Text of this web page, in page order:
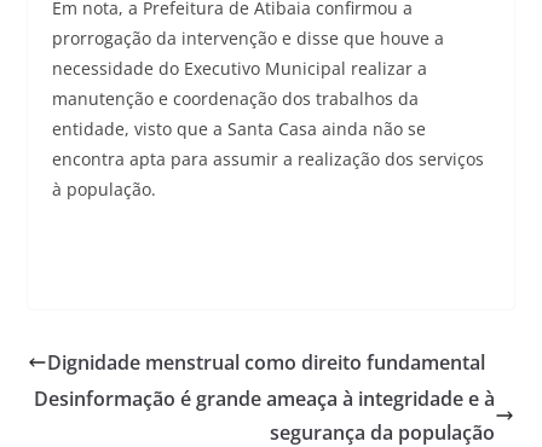
Em nota, a Prefeitura de Atibaia confirmou a
prorrogação da intervenção e disse que houve a
necessidade do Executivo Municipal realizar a
manutenção e coordenação dos trabalhos da
entidade, visto que a Santa Casa ainda não se
encontra apta para assumir a realização dos serviços
à população.
Dignidade menstrual como direito fundamental
Desinformação é grande ameaça à integridade e à
segurança da população